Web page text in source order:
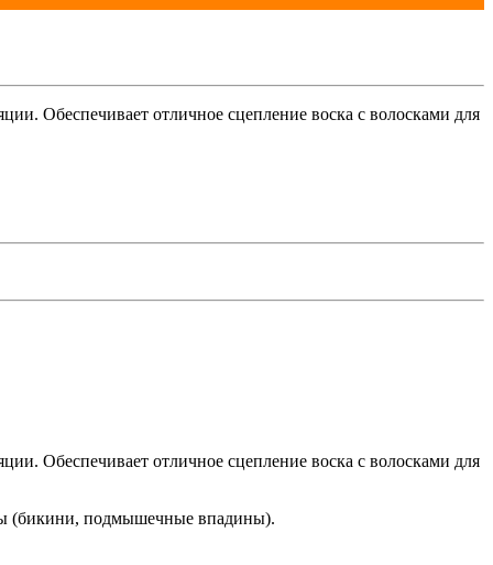
Обеспечивает отличное сцепление воска с волосками для
Обеспечивает отличное сцепление воска с волосками для
(бикини, подмышечные впадины).